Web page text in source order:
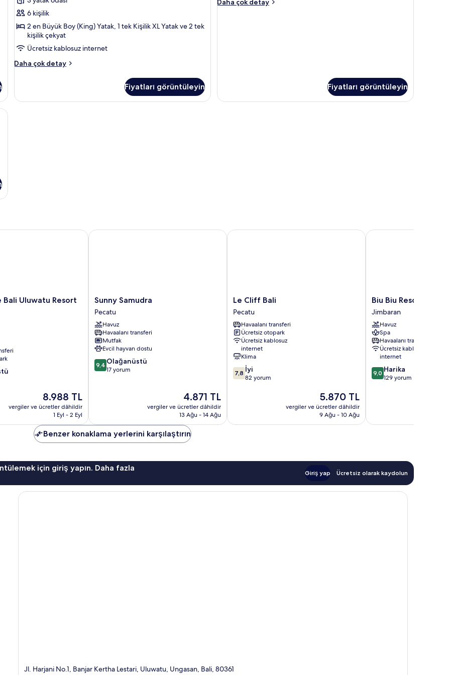
için
tüm
fotoğrafları
görün
6 kişilik
2 en Büyük Boy (King) Yatak, 1 tek Kişilik XL Yatak ve 2 tek
kişilik çekyat
Ücretsiz kablosuz internet
Daha çok detay
Villa,
View
Fiyatları görüntüleyin
Daha çok detay
Fiyatları görüntüleyin
kasa, masa
Bali Uluwatu Resort
Güncel
fiyat:
8.988 TL
8.988 TL
vergiler ve ücretler dâhildir
1 Eyl - 2 Eyl
Uluwatu Resort & Spa
Sunny
Samudra
Pecatu
Sunny Samudra
Pecatu
Havuz
Havaalanı transferi
Mutfak
Evcil hayvan dostu
10
üzerinden
9,4 Olağanüstü
17 yorum
Güncel
fiyat:
4.871 TL
4.871 TL
vergiler ve ücretler dâhildir
13 Ağu - 14 Ağu
Sunny Samudra
Le
Cliff
Bali
Pecatu
Le Cliff Bali
Pecatu
Havaalanı transferi
Ücretsiz otopark
Ücretsiz kablosuz
internet
Klima
10
üzerinden
7,8 İyi
82 yorum
Güncel
fiyat:
5.870 TL
5.870 TL
vergiler ve ücretler dâhildir
9 Ağu - 10 Ağu
Le Cliff Bali
Biu
Biu
Resort
Bali
Jimbaran
Biu Biu Resort Bali
Jimbaran
Havuz
Spa
Havaalanı transferi
Ücretsiz kablosuz
internet
10
üzerinden
9,0 Harika
129 yorum
Biu Biu Resort Bali
Benzer konaklama yerlerini karşılaştırın
için giriş yapın. Daha fazla
Giriş yap Ücretsiz olarak kaydolun
Jl. Harjani No.1, Banjar Kertha Lestari, Uluwatu, Ungasan, Bali, 80361